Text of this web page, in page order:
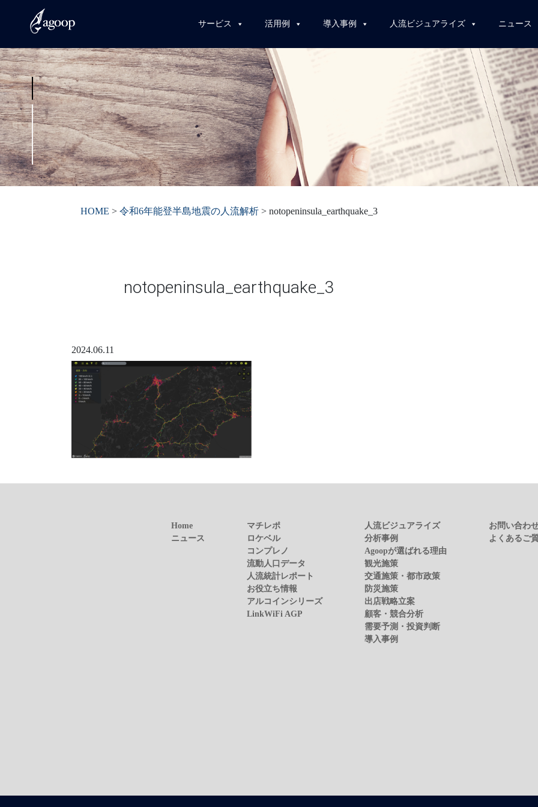
サービス 活用例 導入事例 人流ビジュアライズ ニュース
HOME >令和6年能登半島地震の人流解析 >notopeninsula_earthquake_3
notopeninsula_earthquake_3
2024.06.11
Home
ニュース
マチレポ
ロケベル
コンプレノ
流動人口データ
人流統計レポート
お役立ち情報
アルコインシリーズ
LinkWiFi AGP
人流ビジュアライズ
分析事例
Agoopが選ばれる理由
観光施策
交通施策・都市政策
防災施策
出店戦略立案
顧客・競合分析
需要予測・投資判断
導入事例
お問い合わ
よくあるご